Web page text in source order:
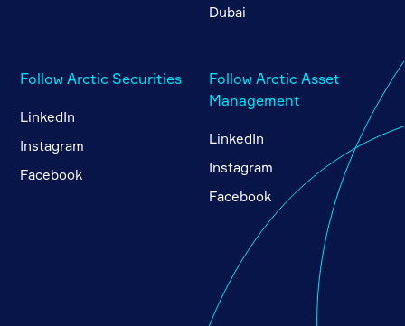
Dubai
Follow Arctic Securities
LinkedIn
Instagram
Facebook
Follow Arctic Asset
Management
LinkedIn
Instagram
Facebook